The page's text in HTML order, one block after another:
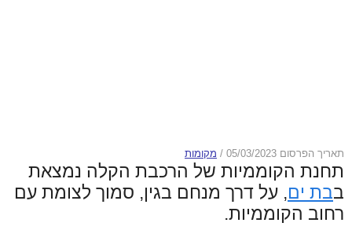
תאריך הפרסום 05/03/2023 / מקומות
תחנת הקוממיות של הרכבת הקלה נמצאת
בבת ים, על דרך מנחם בגין, סמוך לצומת עם
רחוב הקוממיות.